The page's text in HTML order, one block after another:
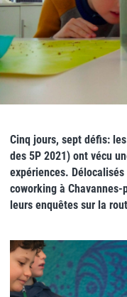
Cinq jours, sept défis:
des 5P 2021) ont vécu
expériences. Délocalisés
coworking à
leurs enquêtes sur la